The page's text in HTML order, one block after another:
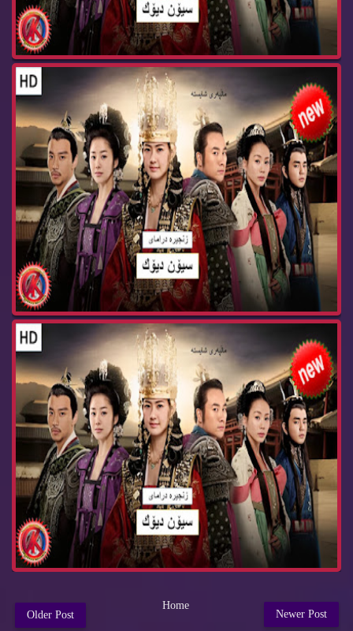
زنجیره‌ درامای سیۆن دیۆك بیدام ئه‌ڵقه‌ی 80 Bida...
زنجیره‌ درامای سیۆن دیۆك بیدام ئه‌ڵقه‌ی 79 Bida...
Newer Post
Older Post
Home